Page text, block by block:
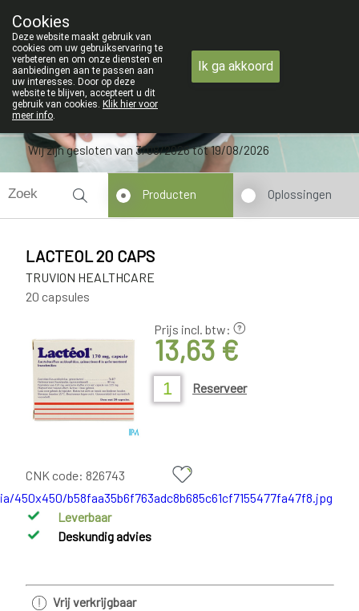
09 228 32 36
Wij zijn gesloten van 3/08/2026 tot 19/08/2026
Producten Oplossingen
LACTEOL 20 CAPS
TRUVION HEALTHCARE
20 capsules
Prijs incl. btw:
13,63 €
Reserveer
CNK code: 826743
Leverbaar
Deskundig advies
Vrij verkrijgbaar
Cookies
Deze website maakt gebruik van
cookies om uw gebruikservaring te
verbeteren en om onze diensten en
aanbiedingen aan te passen aan
uw interesses. Door op deze
website te blijven, accepteert u dit
gebruik van cookies. Klik hier voor
meer info.
Ik ga akkoord